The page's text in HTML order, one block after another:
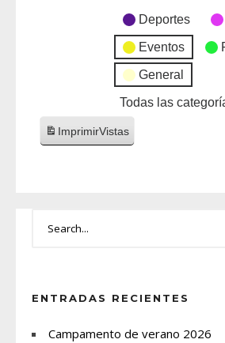
Deportes
Eventos
General
Todas las
ImprimirVistas
ENTRADAS RECIENTES
Campamento de verano 2026